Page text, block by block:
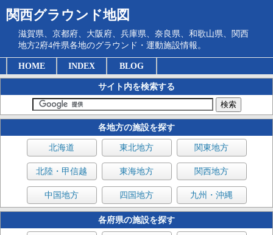
関西グラウンド地図
滋賀県、京都府、大阪府、兵庫県、奈良県、和歌山県、関西
地方2府4件県各地のグラウンド・運動施設情報。
HOME INDEX BLOG
サイト内を検索する
各地方の施設を探す
北海道 東北地方 関東地方
北陸・甲信越 東海地方 関西地方
中国地方 四国地方 九州・沖縄
各府県の施設を探す